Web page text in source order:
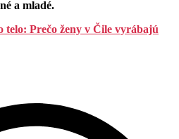
a mladé.
telo: Prečo ženy v Čile vyrábajú